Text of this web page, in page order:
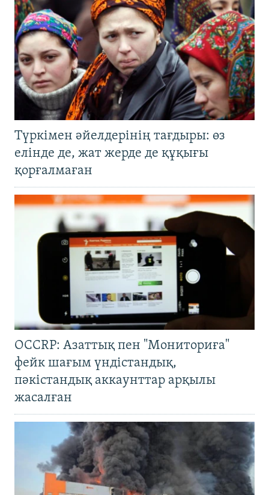
Түркімен әйелдерінің тағдыры: өз
елінде де, жат жерде де құқығы
қорғалмаған
OCCRP: Азаттық пен "Мониториға"
фейк шағым үндістандық,
пәкістандық аккаунттар арқылы
жасалған